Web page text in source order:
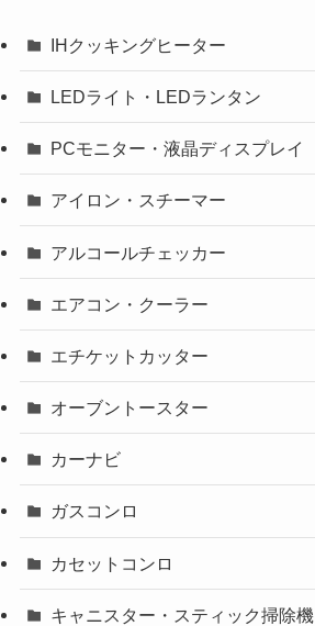
IHクッキングヒーター
LEDライト・LEDランタン
PCモニター・液晶ディスプレイ
アイロン・スチーマー
アルコールチェッカー
エアコン・クーラー
エチケットカッター
オーブントースター
カーナビ
ガスコンロ
カセットコンロ
キャニスター・スティック掃除機